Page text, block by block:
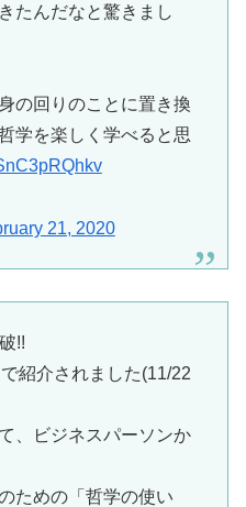
たんだなと驚きまし
の回りのことに置き換
学を楽しく学べると思
21, 2020
!!
紹介されました(11/22
、ビジネスパーソンか
ための「哲学の使い